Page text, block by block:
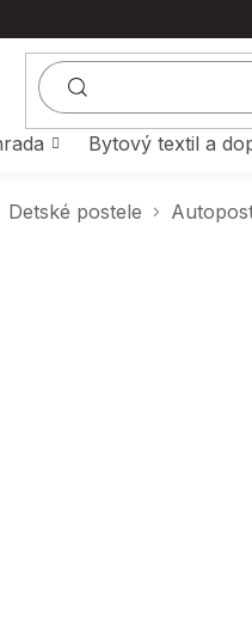
Bytový textil a
Detské postele